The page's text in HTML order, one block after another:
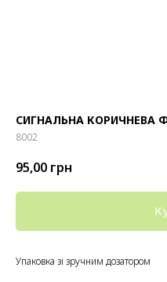
СИГНАЛЬНА КОРИЧНЕВА
8002
95,00 грн
Упаковка зі зручним дозатором